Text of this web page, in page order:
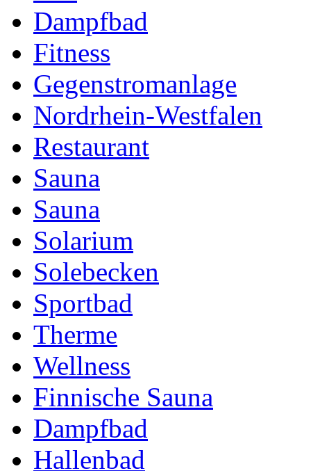
Dampfbad
Fitness
Gegenstromanlage
Nordrhein-Westfalen
Restaurant
Sauna
Sauna
Solarium
Solebecken
Sportbad
Therme
Wellness
Finnische Sauna
Dampfbad
Hallenbad